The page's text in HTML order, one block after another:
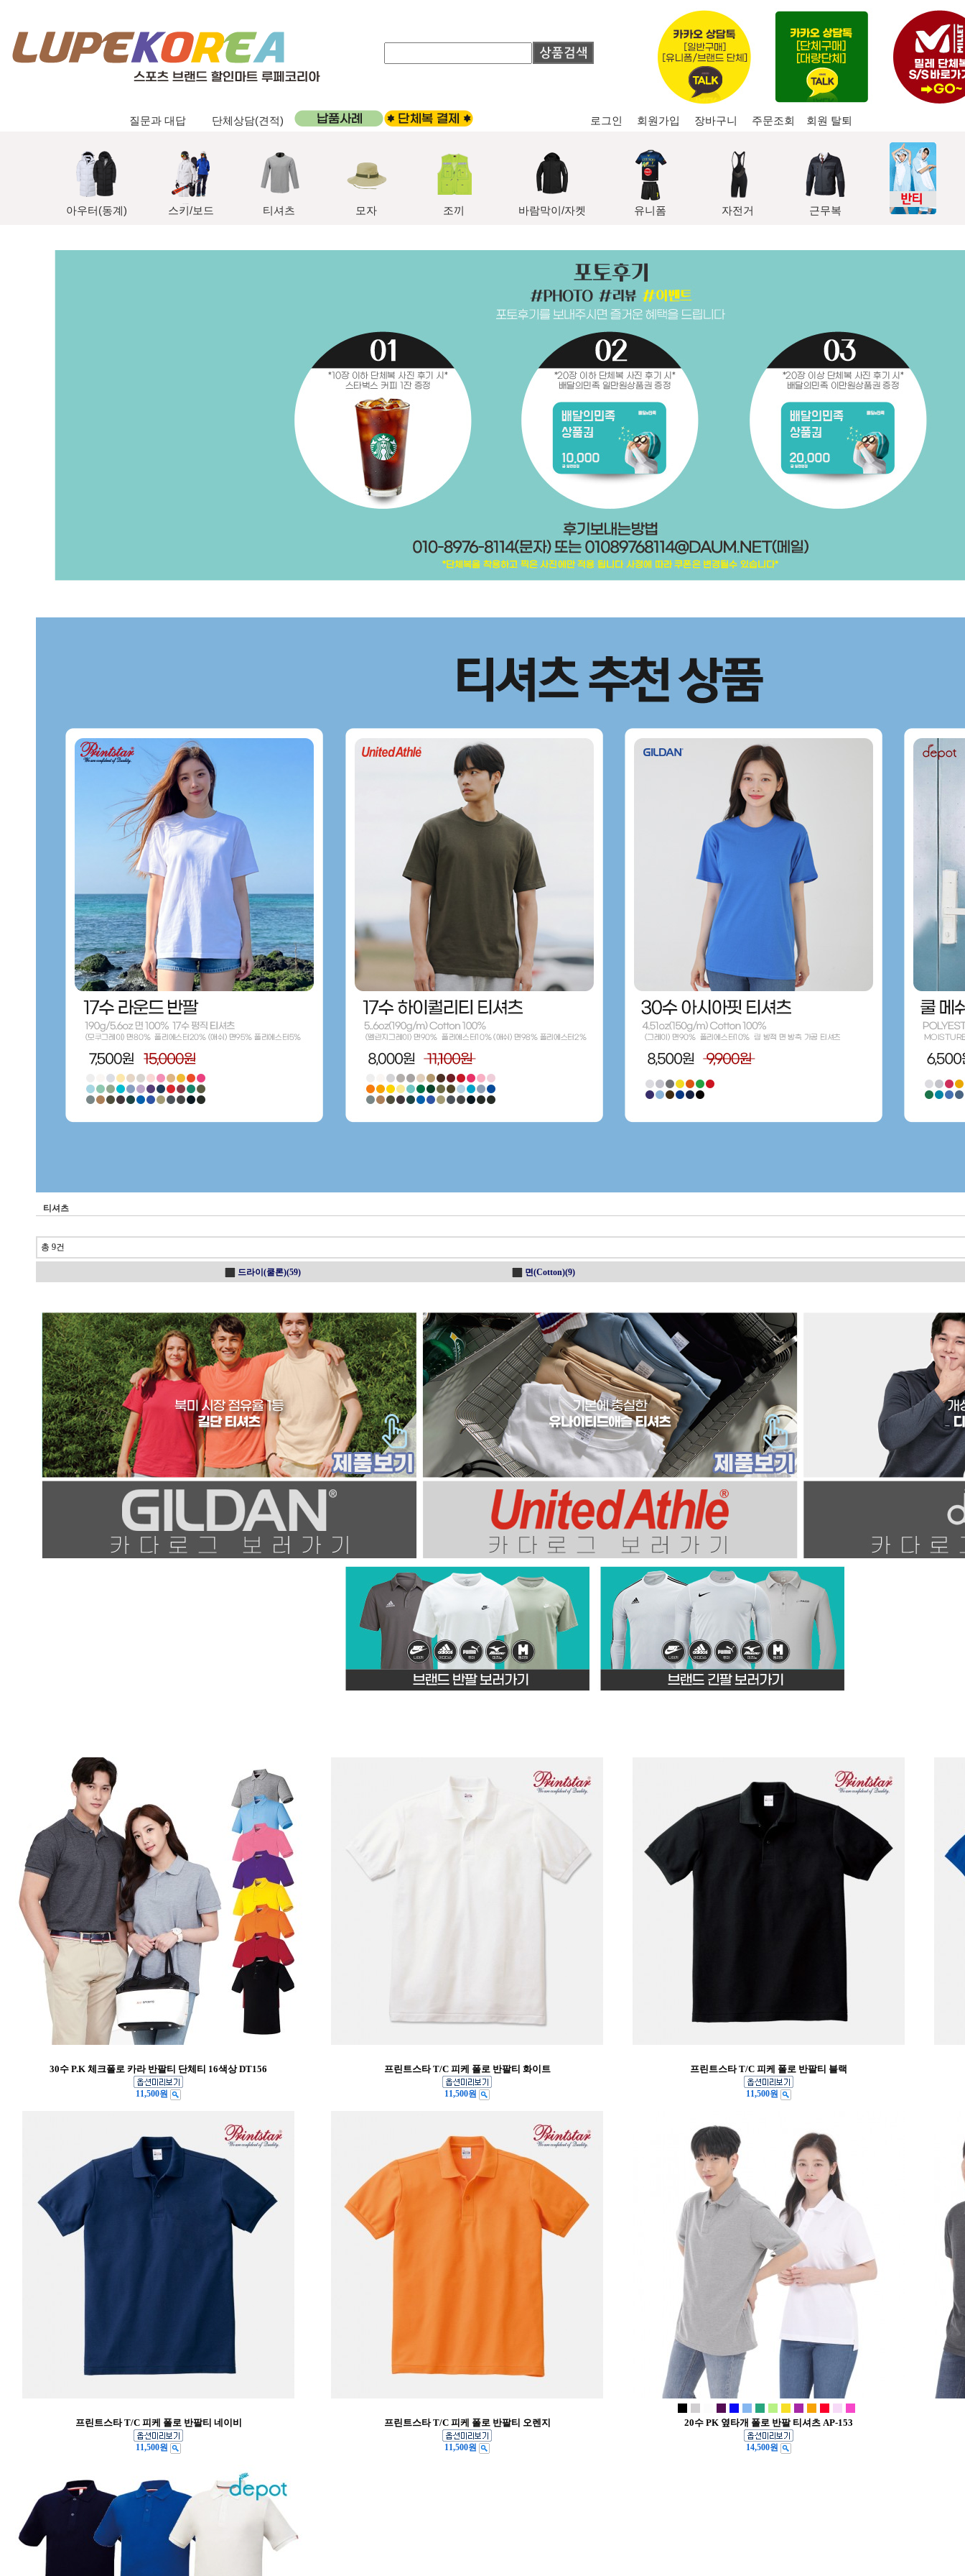
질문과 대답 단체상담(견적) 로그인 회원가입 장바구니 주문조회 회원 탈퇴
아우터(동계) 스키/보드 티셔츠 모자 조끼 바람막이/자켓 유니폼 자전거 근무복
티셔츠
총 9건
드라이(쿨론)(59) 면(Cotton)(9)
30수 P.K 체크폴로 카라 반팔티 단체티 16색상 DT156
11,500원
프린트스타 T/C 피케 폴로 반팔티 화이트
11,500원
프린트스타 T/C 피케 폴로 반팔티 블랙
11,500원
프린트스타 T/C 피케 폴로 반팔티 네이비
11,500원
프린트스타 T/C 피케 폴로 반팔티 오렌지
11,500원
20수 PK 옆타개 폴로 반팔 티셔츠 AP-153
14,500원